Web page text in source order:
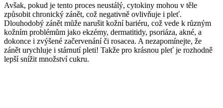
Avšak, pokud je tento proces neustálý, cytokiny mohou v těle
způsobit chronický zánět, což negativně ovlivňuje i pleť.
Dlouhodobý zánět může narušit kožní bariéru, což vede k různým
kožním problémům jako ekzémy, dermatitidy, psoriáza, akné, a
dokonce i zvýšené začervenání či rosacea. A nezapomínejte, že
zánět urychluje i stárnutí pleti! Takže pro krásnou pleť je rozhodně
lepší snížit množství cukru.